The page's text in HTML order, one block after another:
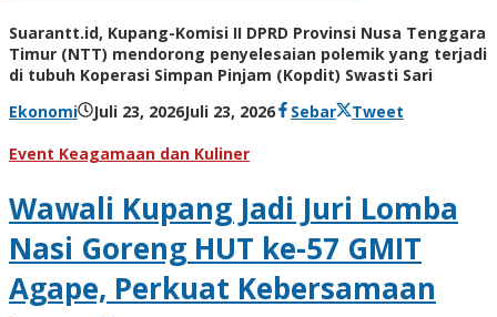
Suarantt.id, Kupang-Komisi II DPRD Provinsi Nusa Tenggara
Timur (NTT) mendorong penyelesaian polemik yang terjadi
di tubuh Koperasi Simpan Pinjam (Kopdit) Swasti Sari
Ekonomi
Juli 23, 2026Juli 23, 2026olehSebar
Tweet
Event Keagamaan dan Kuliner
Wawali Kupang Jadi Juri Lomba
Nasi Goreng HUT ke-57 GMIT
Agape, Perkuat Kebersamaan